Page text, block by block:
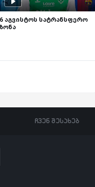
6 აგვისტოს სატრანსფერო
ზონა
ჩვენ შესახებ